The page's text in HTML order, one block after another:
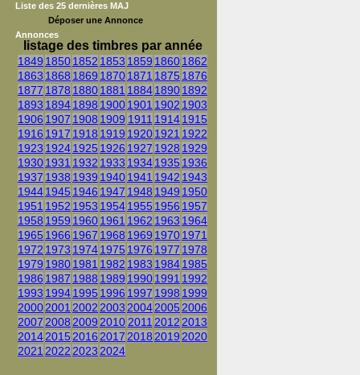
Liste des 25 dernières MAJ
Déposer une Annonce
Annonces
listage des timbres par année
1849 18501852 1853 1859 18601862
1863 1868 1869 18701871 1875 1876
1877 1878 18801881 188418901892
1893 18941898 19001901 1902 1903
1906 1907 1908 1909 1911 19141915
1916 1917 1918 1919 19201921 1922
1923 19241925 1926 1927 1928 1929
19301931 1932 1933 19341935 1936
1937 1938 1939 19401941 1942 1943
19441945 1946 1947 1948 1949 1950
1951 1952 1953 19541955 1956 1957
1958 1959 19601961 1962 1963 1964
1965 1966 1967 1968 1969 19701971
1972 1973 19741975 1976 1977 1978
1979 19801981 1982 1983 19841985
1986 1987 1988 1989 19901991 1992
1993 19941995 1996 1997 1998 1999
2000200120022003200420052006
2007200820092010201120122013
2014201520162017201820192020
2021202220232024